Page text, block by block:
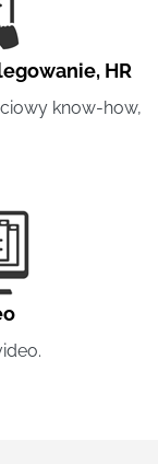
, HR
know-how,